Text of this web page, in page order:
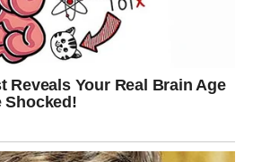
više nećete moći ignorisati.
razum ne može
trenuci.